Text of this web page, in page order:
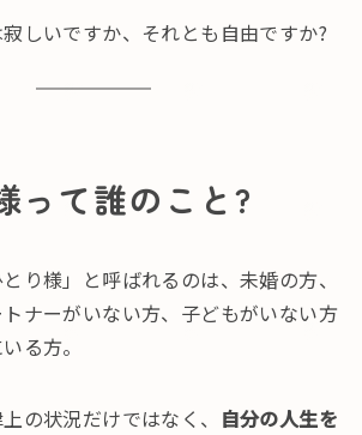
しいですか、それとも自由ですか?
って誰のこと?
り様」と呼ばれるのは、未婚の方、
ナーがいない方、子どもがいない方
る方。
の状況だけではなく、 自分の人生を